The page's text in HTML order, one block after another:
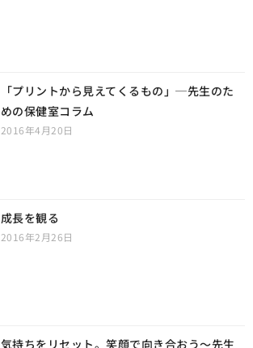
「プリントから見えてくるもの」─先生のた
めの保健室コラム
2016年4月20日
成長を観る
2016年2月26日
気持ちをリセット。笑顔で向き合おう〜先生